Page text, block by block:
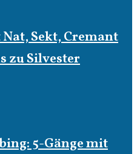
Sekt, Cremant
zu Silvester
5-Gänge mit